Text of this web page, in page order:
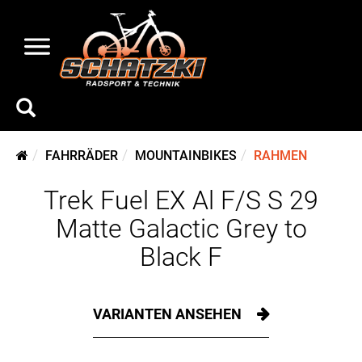
FAHRRÄDER MOUNTAINBIKES RAHMEN
Trek Fuel EX Al F/S S 29
Matte Galactic Grey to
Black F
VARIANTEN ANSEHEN